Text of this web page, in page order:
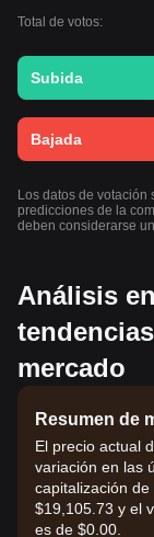
Total de votos:
Subida
Bajada
Los datos de
predicciones de la
deben considerarse
Análisis
mercado
Resumen de
El precio actual
variación en las
capitalización
$19,105.73 y el
es de $0.00.